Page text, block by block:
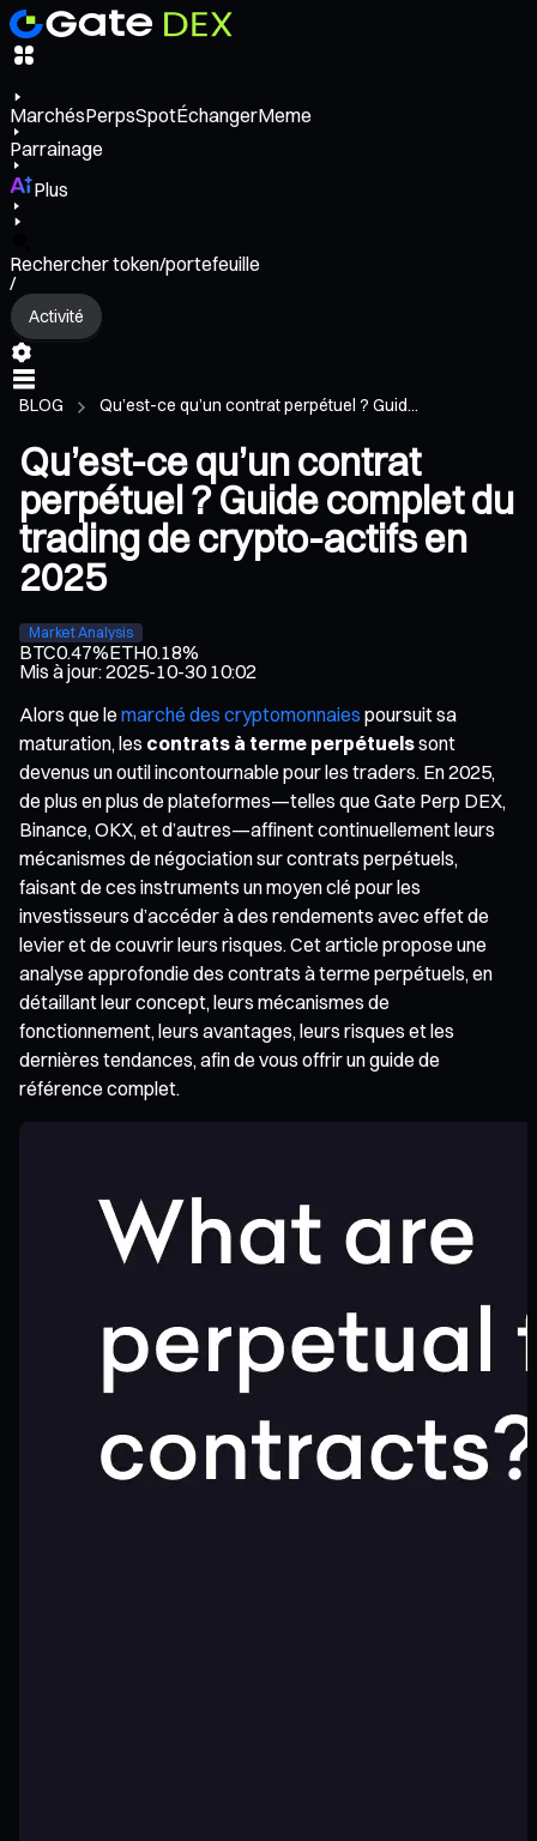
MarchésPerpsSpotÉchangerMeme
Parrainage
Plus
Rechercher token/portefeuille
/
Activité
BLOG Qu’est-ce qu’un contrat perpétuel ? Guid...
Qu’est-ce qu’un contrat
perpétuel ? Guide complet du
trading de crypto-actifs en
2025
Market Analysis
BTC0.47%ETH0.18%
Mis à jour:2025-10-30 10:02
Alors que le marché des cryptomonnaies poursuit sa
maturation, les contrats à terme perpétuelssont
devenus un outil incontournable pour les traders. En 2025,
de plus en plus de plateformes—telles que Gate Perp DEX,
Binance, OKX, et d’autres—affinent continuellement leurs
mécanismes de négociation sur contrats perpétuels,
faisant de ces instruments un moyen clé pour les
investisseurs d’accéder à des rendements avec effet de
levier et de couvrir leurs risques. Cet article propose une
analyse approfondie des contrats à terme perpétuels, en
détaillant leur concept, leurs mécanismes de
fonctionnement, leurs avantages, leurs risques et les
dernières tendances, afin de vous offrir un guide de
référence complet.